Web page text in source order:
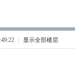
显示全部楼层